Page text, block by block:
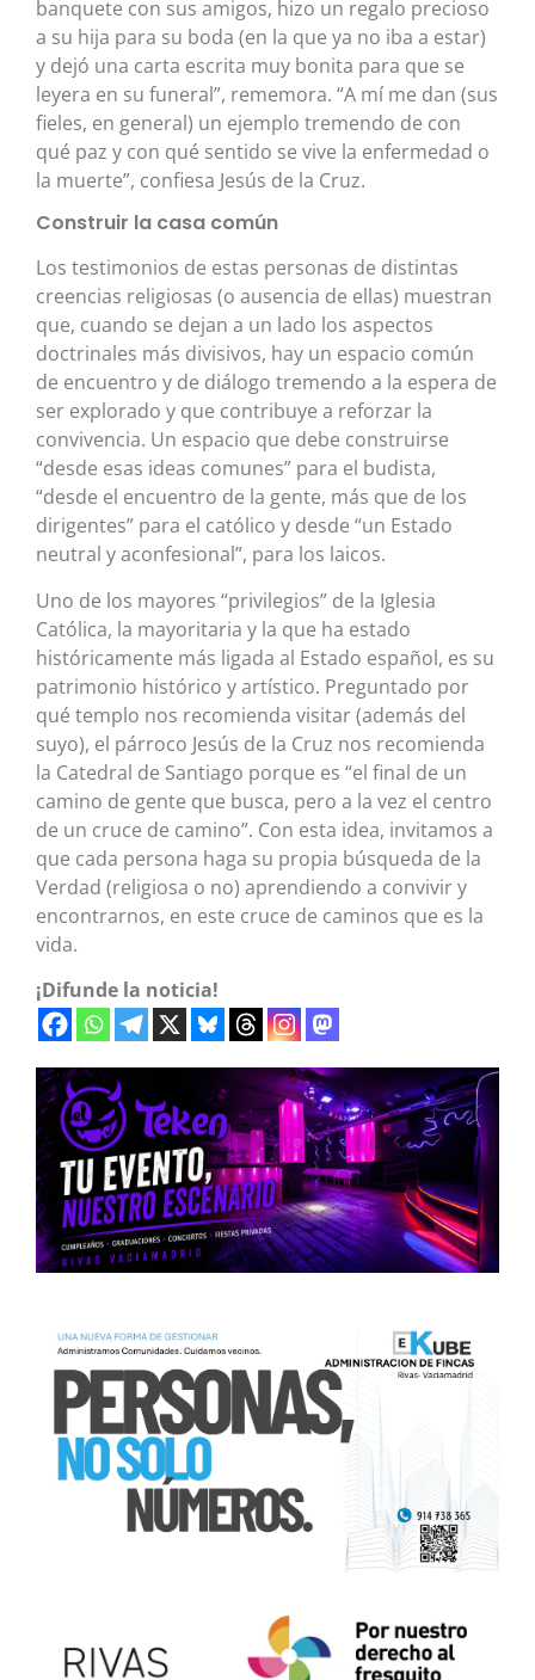
banquete con sus amigos, hizo un regalo precioso
a su hija para su boda (en la que ya no iba a estar)
y dejó una carta escrita muy bonita para que se
leyera en su funeral”, rememora. “A mí me dan (sus
fieles, en general) un ejemplo tremendo de con
qué paz y con qué sentido se vive la enfermedad o
la muerte”, confiesa Jesús de la Cruz.
Construir la casa común
Los testimonios de estas personas de distintas
creencias religiosas (o ausencia de ellas) muestran
que, cuando se dejan a un lado los aspectos
doctrinales más divisivos, hay un espacio común
de encuentro y de diálogo tremendo a la espera de
ser explorado y que contribuye a reforzar la
convivencia. Un espacio que debe construirse
“desde esas ideas comunes” para el budista,
“desde el encuentro de la gente, más que de los
dirigentes” para el católico y desde “un Estado
neutral y aconfesional”, para los laicos.
Uno de los mayores “privilegios” de la Iglesia
Católica, la mayoritaria y la que ha estado
históricamente más ligada al Estado español, es su
patrimonio histórico y artístico. Preguntado por
qué templo nos recomienda visitar (además del
suyo), el párroco Jesús de la Cruz nos recomienda
la Catedral de Santiago porque es “el final de un
camino de gente que busca, pero a la vez el centro
de un cruce de camino”. Con esta idea, invitamos a
que cada persona haga su propia búsqueda de la
Verdad (religiosa o no) aprendiendo a convivir y
encontrarnos, en este cruce de caminos que es la
vida.
¡Difunde la noticia!